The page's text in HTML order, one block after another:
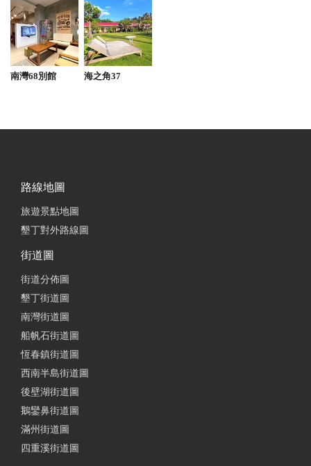
南灣68別館 海之角37
路線地圖
旅遊景點地圖
墾丁對外路線圖
街道圖
街道分佈圖
墾丁街道圖
南灣街道圖
船帆石街道圖
恆春鎮街道圖
西南半島街道圖
後壁湖街道圖
鵝鑾鼻街道圖
滿州街道圖
四重溪街道圖